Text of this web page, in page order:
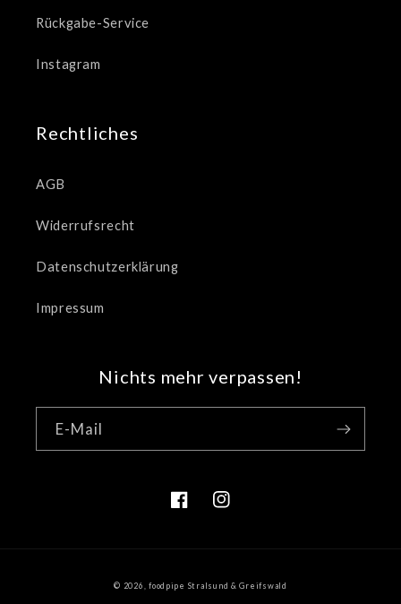
Rückgabe-Service
Instagram
Rechtliches
AGB
Widerrufsrecht
Datenschutzerklärung
Impressum
Nichts mehr verpassen!
E-Mail
FacebookInstagram
© 2026,foodpipe Stralsund & Greifswald